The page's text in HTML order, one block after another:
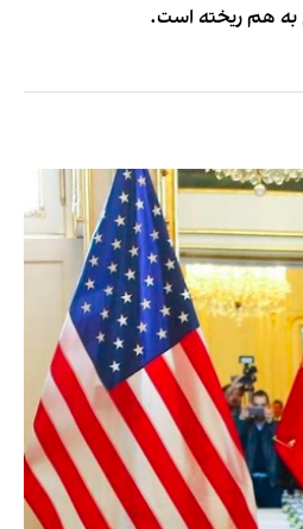
به هم ریخته است.